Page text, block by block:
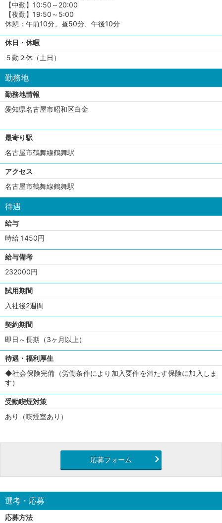
【中勤】10:50～20:00
【夜勤】19:50～5:00
休憩：午前10分、昼50分、午後10分
休日・休暇
５勤２休（土日）
勤務地
勤務地情報
愛知県名古屋市昭和区白金
最寄り駅
名古屋市鶴舞線鶴舞駅
アクセス
名古屋市鶴舞線鶴舞駅
待遇
給与
時給 1450円
給与備考
232000円
試用期間
入社後2週間
契約期間
即日～長期（3ヶ月以上）
待遇・福利厚生
◆社会保険完備（労働条件により加入要件を満たす保険に加入しま
す）
受動喫煙対策
あり（喫煙室あり）
応募フォーム
選考・応募
応募方法